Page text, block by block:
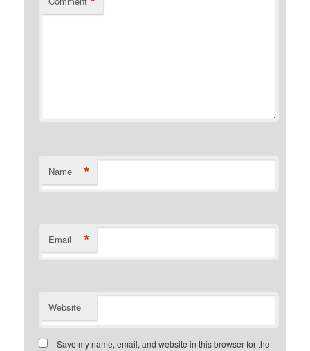
Name *
Email *
Website
Save my name, email, and website in this browser for the